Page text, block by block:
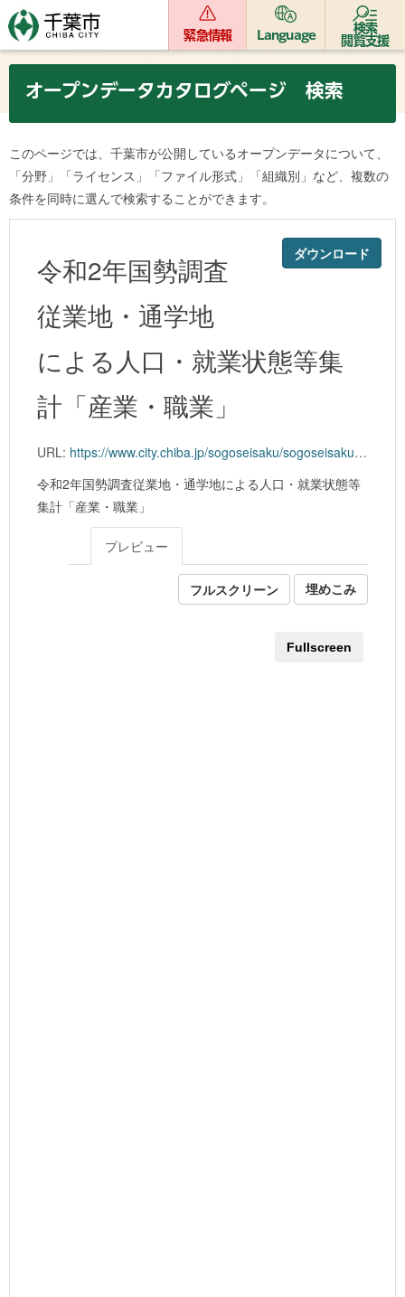
緊急情報 Language
検索
閲覧支援
オープンデータカタログページ 検索
このページでは、千葉市が公開しているオープンデータについて、
「分野」「ライセンス」「ファイル形式」「組織別」など、複数の
条件を同時に選んで検索することができます。
ダウンロード
令和2年国勢調査
従業地・通学地
による人口・就業状態等集
計「産業・職業」
URL: https://www.city.chiba.jp/sogoseisaku/sogoseisaku/kikaku/tokei/02kokuchou/documents/8-16_r2kokutyou_sangyousyokugyou.xlsx
令和2年国勢調査従業地・通学地による人口・就業状態等
集計「産業・職業」
プレビュー
フルスクリーン 埋めこみ
Fullscreen